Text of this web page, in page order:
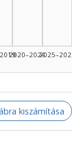
2020–20242025–2026
kiszámítása